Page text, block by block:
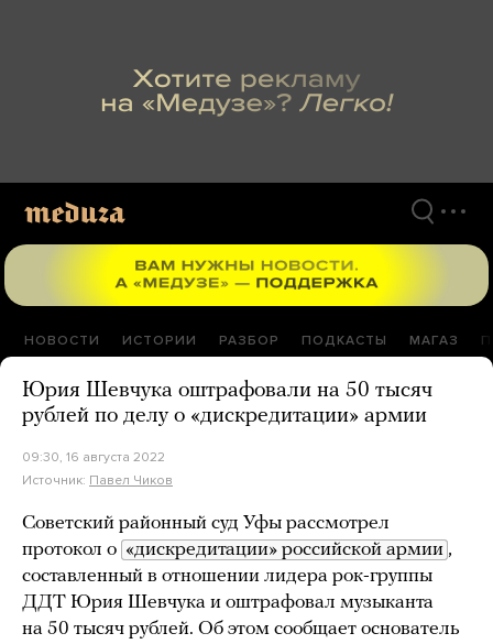
НОВОСТИ ИСТОРИИ РАЗБОР ПОДКАСТЫ МАГАЗ
Юрия Шевчука оштрафовали на 50 тысяч
рублей по делу о «дискредитации» армии
09:30, 16 августа 2022
Источник: Павел Чиков
Советский районный суд Уфы рассмотрел
протокол о «дискредитации» российской армии ,
составленный в отношении лидера рок-группы
ДДТ Юрия Шевчука и оштрафовал музыканта
на 50 тысяч рублей. Об этом сообщает основатель